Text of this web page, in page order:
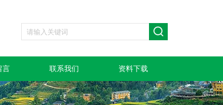
言 联系我们 资料下载